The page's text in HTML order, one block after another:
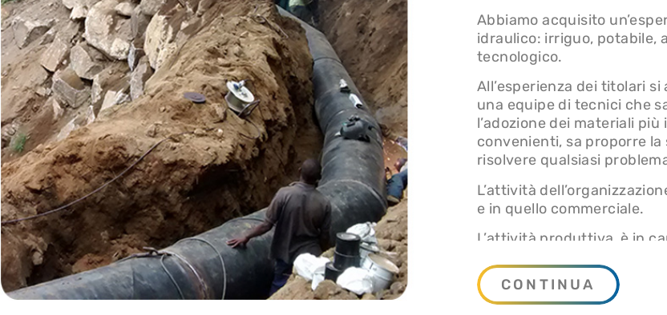
Abbiamo acquisito
idraulico: irriguo, potabile,
tecnologico.
All’esperienza dei titolari
una equipe di tecnici che
l’adozione dei materiali
convenienti, sa proporre
risolvere qualsiasi
L’attività
e in quello commerciale.
L’attività produttiva, è in
La costruzione di
i cui clienti sono Enti
CONTINUA